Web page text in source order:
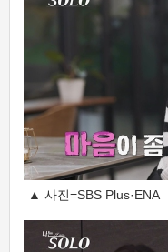
▲ 사진=SBS Plus·ENA